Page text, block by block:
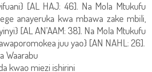
[AL HAJ: 46]. Na Mola Mtukufu
anayeruka kwa mbawa zake mbili,
[AL AN'AAM: 38]. Na Mola Mtukufu
juu yao} [AN NAHL: 26].
Waarabu
kwao miezi ishirini